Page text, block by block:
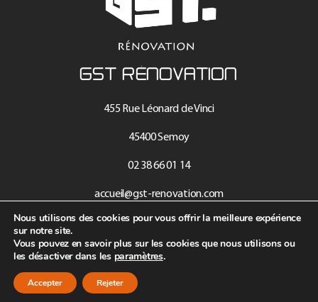
GST RÉNOVATION
455 Rue Léonard de Vinci
45400 Semoy
02 38 66 01 14
accueil@gst-renovation.com
L'AGENCE
Recrutement
Nous utilisons des cookies pour vous offrir la meilleure expérience
sur notre site.
Vous pouvez en savoir plus sur les cookies que nous utilisons ou
les désactiver dans les paramètres.
Accepter Rejeter